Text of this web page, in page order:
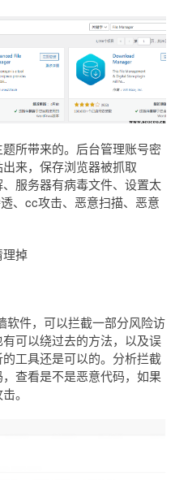
所带来的。后台管理账号密
来，保存浏览器被抓取
服务器有病毒文件、设置太
、cc攻击、恶意扫描、恶意
理掉
软件，可以拦截一部分风险访
可以绕过去的方法，以及误
工具还是可以的。分析拦截
查看是不是恶意代码，如果
。